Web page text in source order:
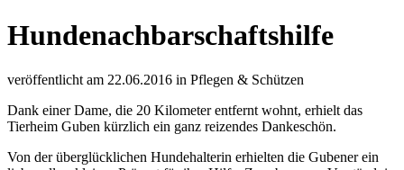
Hundenachbarschaftshilfe
veröffentlicht am 22.06.2016 in Pflegen & Schützen
Dank einer Dame, die 20 Kilometer entfernt wohnt, erhielt das
Tierheim Guben kürzlich ein ganz reizendes Dankeschön.
Von der überglücklichen Hundehalterin erhielten die Gubener ein